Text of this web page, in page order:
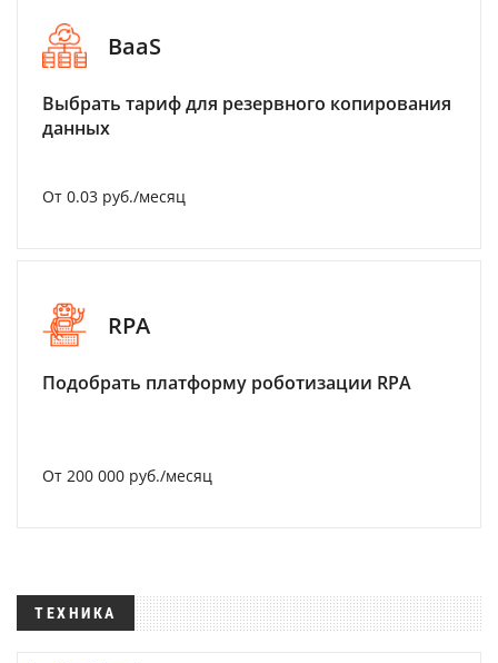
BaaS
Выбрать тариф для резервного копирования
данных
От 0.03 руб./месяц
RPA
Подобрать платформу роботизации RPA
От 200 000 руб./месяц
ТЕХНИКА